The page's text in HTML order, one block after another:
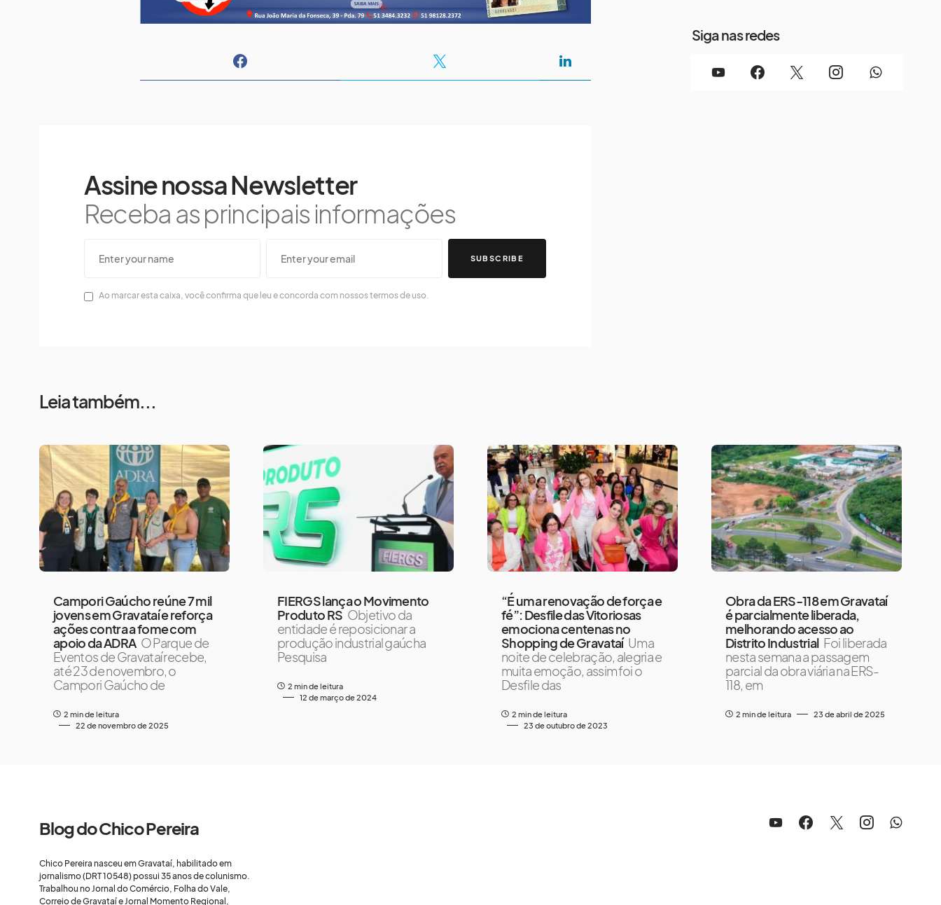
Assine nossa Newsletter
Receba as principais informações
SUBSCRIBE
Ao marcar esta caixa, você confirma que leu e concorda com nossos termos de uso.
Siga nas redes
Leia também...
Campori Gaúcho reúne 7 mil
jovens em Gravataí e reforça
ações contra a fome com
apoio da ADRA O Parque de
Eventos de Gravataí recebe,
até 23 de novembro, o
Campori Gaúcho de
2 min de leitura
22 de novembro de 2025
FIERGS lança o Movimento
Produto RS Objetivo da
entidade é reposicionar a
produção industrial gaúcha
Pesquisa
2 min de leitura
12 de março de 2024
“É uma renovação de força e
fé”: Desfile das Vitoriosas
emociona centenas no
Shopping de Gravataí Uma
noite de celebração, alegria e
muita emoção, assim foi o
Desfile das
2 min de leitura
23 de outubro de 2023
Obra da ERS-118 em Gravataí
é parcialmente liberada,
melhorando acesso ao
Distrito Industrial Foi liberada
nesta semana a passagem
parcial da obra viária na ERS-
118, em
2 min de leitura 23 de abril de 2025
Blog do Chico Pereira
Chico Pereira nasceu em Gravataí, habilitado em
jornalismo (DRT 10548) possui 35 anos de colunismo.
Trabalhou no Jornal do Comércio, Folha do Vale,
Correio de Gravataí e Jornal Momento Regional,